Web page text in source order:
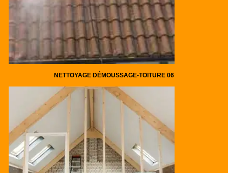
NETTOYAGE DÉMOUSSAGE-TOITURE 06